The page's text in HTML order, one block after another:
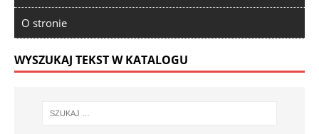
O stronie
WYSZUKAJ TEKST W KATALOGU